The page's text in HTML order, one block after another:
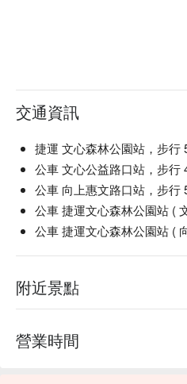
交通資訊
捷運 文心森林公園站，步行
公車 文心公益路口站，步行
公車 向上惠文路口站，步行
公車 捷運文心森林公園站 (
公車 捷運文心森林公園站 (
附近景點
營業時間